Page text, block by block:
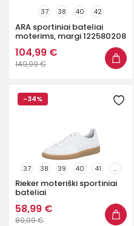
37 38 40 42
ARA sportiniai bateliai
moterims, margi 122580208
104,99 €
149,99 €
-34%
37 38 39 40 41 ...
Rieker moteriški sportiniai
bateliai
58,99 €
89,99 €